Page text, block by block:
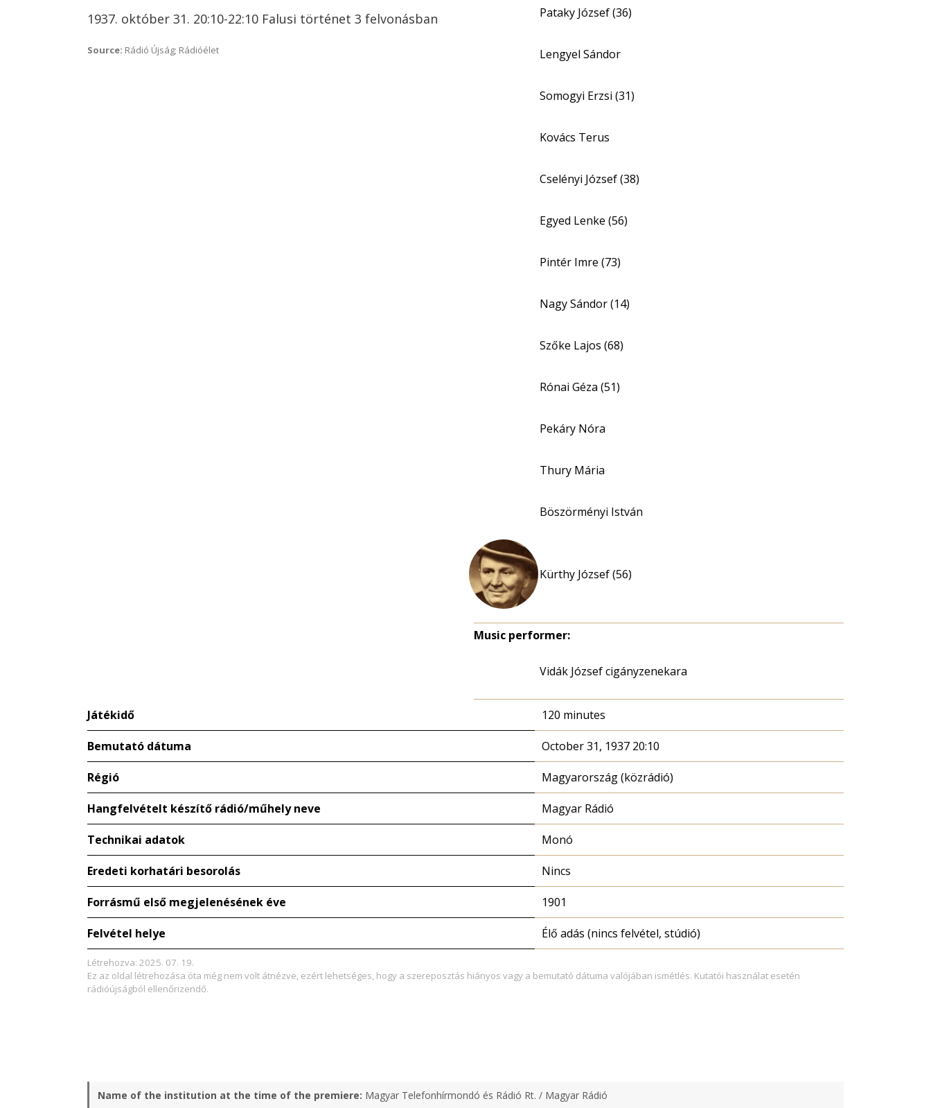
1937. október 31. 20:10-22:10 Falusi történet 3 felvonásban
Source: Rádió Újság; Rádióélet
Pataky József (36)
Lengyel Sándor
Somogyi Erzsi (31)
Kovács Terus
Cselényi József (38)
Egyed Lenke (56)
Pintér Imre (73)
Nagy Sándor (14)
Szőke Lajos (68)
Rónai Géza (51)
Pekáry Nóra
Thury Mária
Böszörményi István
Kürthy József (56)
Music performer:
Vidák József cigányzenekara
Játékidő 120 minutes
Bemutató dátuma October 31, 1937 20:10
Régió Magyarország (közrádió)
Hangfelvételt készítő rádió/műhely neve Magyar Rádió
Technikai adatok Monó
Eredeti korhatári besorolás Nincs
Forrásmű első megjelenésének éve 1901
Felvétel helye Élő adás (nincs felvétel, stúdió)
Létrehozva: 2025. 07. 19.
Ez az oldal létrehozása óta még nem volt átnézve, ezért lehetséges, hogy a szereposztás hiányos vagy a bemutató dátuma valójában ismétlés. Kutatói használat esetén
rádióújságból ellenőrizendő.
Name of the institution at the time of the premiere: Magyar Telefonhírmondó és Rádió Rt. / Magyar Rádió